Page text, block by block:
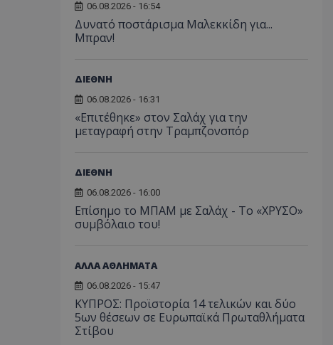
06.08.2026 - 16:54
Δυνατό ποστάρισμα Μαλεκκίδη για...
Μπραν!
ΔΙΕΘΝΗ
06.08.2026 - 16:31
«Επιτέθηκε» στον Σαλάχ για την
μεταγραφή στην Τραμπζονσπόρ
ΔΙΕΘΝΗ
06.08.2026 - 16:00
Επίσημο το ΜΠΑΜ με Σαλάχ - Το «ΧΡΥΣΟ»
συμβόλαιο του!
ΑΛΛΑ ΑΘΛΗΜΑΤΑ
06.08.2026 - 15:47
ΚΥΠΡΟΣ: Προϊστορία 14 τελικών και δύο
5ων θέσεων σε Ευρωπαϊκά Πρωταθλήματα
Στίβου